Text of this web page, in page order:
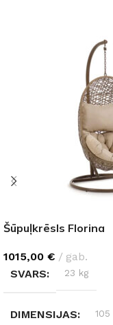
Šūpuļkrēsls Florina
1015,00 €
gab.
SVARS
23 kg
DIMENSIJAS